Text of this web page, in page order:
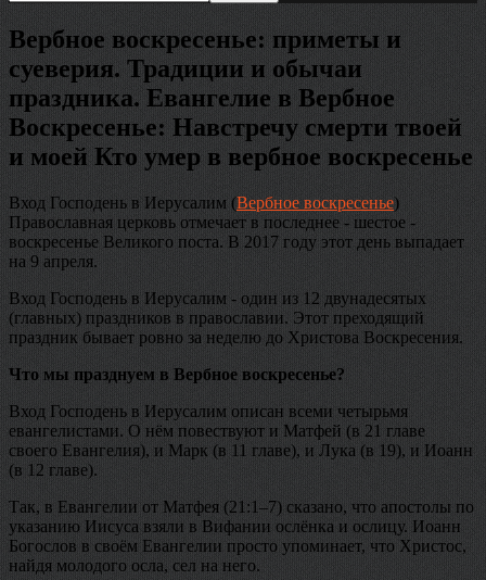
Вербное воскресенье: приметы и
суеверия. Традиции и обычаи
праздника. Евангелие в Вербное
Воскресенье: Навстречу смерти твоей
и моей Кто умер в вербное воскресенье
Вход Господень в Иерусалим (Вербное воскресенье)
Православная церковь отмечает в последнее - шестое -
воскресенье Великого поста. В 2017 году этот день выпадает
на 9 апреля.
Вход Господень в Иерусалим - один из 12 двунадесятых
(главных) праздников в православии. Этот преходящий
праздник бывает ровно за неделю до Христова Воскресения.
Что мы празднуем в Вербное воскресенье?
Вход Господень в Иерусалим описан всеми четырьмя
евангелистами. О нём повествуют и Матфей (в 21 главе
своего Евангелия), и Марк (в 11 главе), и Лука (в 19), и Иоанн
(в 12 главе).
Так, в Евангелии от Матфея (21:1–7) сказано, что апостолы по
указанию Иисуса взяли в Вифании ослёнка и ослицу. Иоанн
Богослов в своём Евангелии просто упоминает, что Христос,
найдя молодого осла, сел на него.